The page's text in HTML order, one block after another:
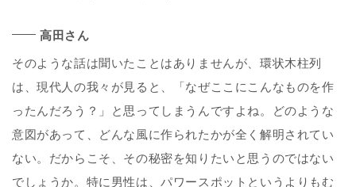
高田さん
そのような話は聞いたことはありませんが、環状木柱列
は、現代人の我々が見ると、「なぜここにこんなものを作
ったんだろう？」と思ってしまうんですよね。どのような
意図があって、どんな風に作られたかが全く解明されてい
ない。だからこそ、その秘密を知りたいと思うのではない
でしょうか。特に男性は、パワースポットというよりもむ